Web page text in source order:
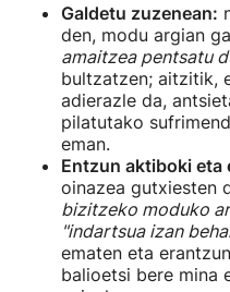
Galdetu zuzenean:
den, modu argian
amaitzea pentsatu
bultzatzen; aitzitik,
adierazle da,
pilatutako
eman.
Entzun aktiboki eta
oinazea gutxiesten
bizitzeko moduko
"indartsua izan
ematen eta
balioetsi bere mina